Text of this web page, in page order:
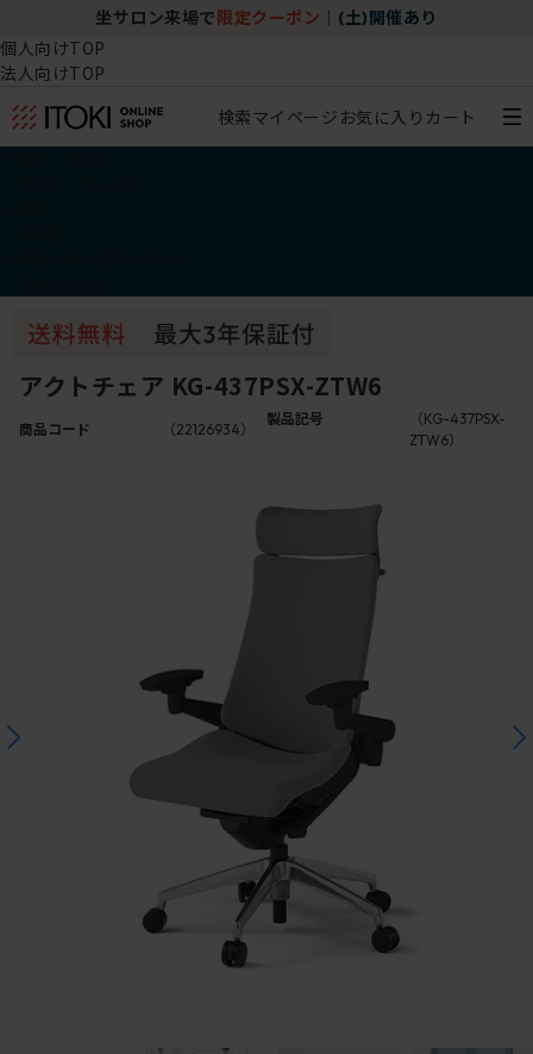
チェア体験ショールーム｜ZA SALON
個人向けTOP
法人向けTOP
検索マイページ お気に入り カート
アクトチェア KG-437PSX-ZTW6
商品コード （22126934）
製品記号
（KG-437PSX-
ZTW6）